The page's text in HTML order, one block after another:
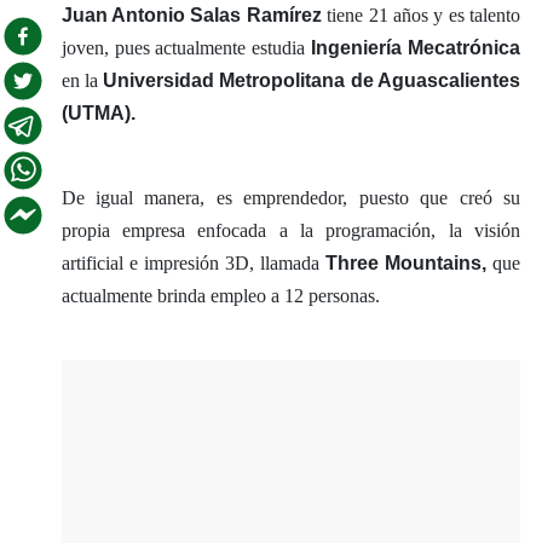
Juan Antonio Salas Ramíreztiene 21 años y es talento
joven, pues actualmente estudia
Ingeniería Mecatrónica
en la Universidad Metropolitana de Aguascalientes
(UTMA).
De igual manera, es emprendedor, puesto que creó su
propia empresa enfocada a la programación, la visión
artificial e impresión 3D, llamada Three Mountains,que
actualmente brinda empleo a 12 personas.